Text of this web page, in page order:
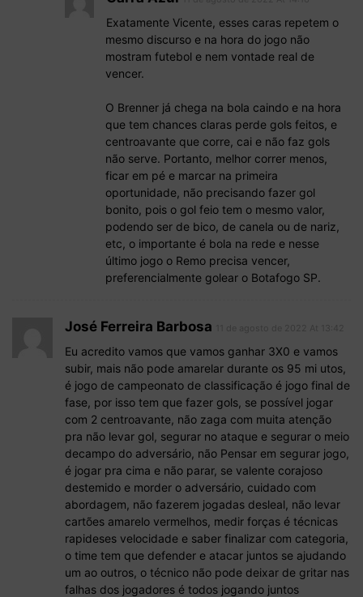
Exatamente Vicente, esses caras repetem o
mesmo discurso e na hora do jogo não
mostram futebol e nem vontade real de
vencer.
O Brenner já chega na bola caindo e na hora
que tem chances claras perde gols feitos, e
centroavante que corre, cai e não faz gols
não serve. Portanto, melhor correr menos,
ficar em pé e marcar na primeira
oportunidade, não precisando fazer gol
bonito, pois o gol feio tem o mesmo valor,
podendo ser de bico, de canela ou de nariz,
etc, o importante é bola na rede e nesse
último jogo o Remo precisa vencer,
preferencialmente golear o Botafogo SP.
José Ferreira Barbosa
Eu acredito vamos que vamos ganhar 3X0 e vamos
subir, mais não pode amarelar durante os 95 mi utos,
é jogo de campeonato de classificação é jogo final de
fase, por isso tem que fazer gols, se possível jogar
com 2 centroavante, não zaga com muita atenção
pra não levar gol, segurar no ataque e segurar o meio
decampo do adversário, não Pensar em segurar jogo,
é jogar pra cima e não parar, se valente corajoso
destemido e morder o adversário, cuidado com
abordagem, não fazerem jogadas desleal, não levar
cartões amarelo vermelhos, medir forças é técnicas
rapideses velocidade e saber finalizar com categoria,
o time tem que defender e atacar juntos se ajudando
um ao outros, o técnico não pode deixar de gritar nas
falhas dos jogadores é todos jogando juntos